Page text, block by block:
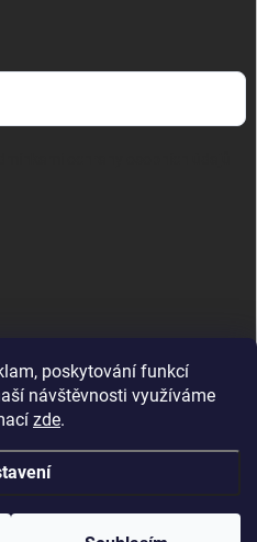
poskytování funkcí
návštěvnosti využíváme
zde.
práva vyhrazena.Upravit nastavení